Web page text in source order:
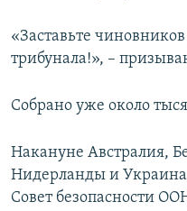
«Заставьте
трибунала!», –
Собрано уже около
Накануне Австралия,
Нидерланды и Украина
Совет безопасности